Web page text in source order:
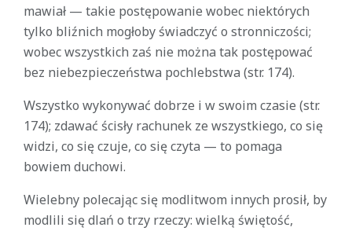
mawiał — takie postępowanie wobec niektórych
tylko bliźnich mogłoby świadczyć o stronniczości;
wobec wszystkich zaś nie można tak postępować
bez niebezpieczeństwa pochlebstwa (str. 174).
Wszystko wykonywać dobrze i w swoim czasie (str.
174); zdawać ścisły rachunek ze wszystkiego, co się
widzi, co się czuje, co się czyta — to pomaga
bowiem duchowi.
Wielebny polecając się modlitwom innych prosił, by
modlili się dlań o trzy rzeczy: wielką świętość,